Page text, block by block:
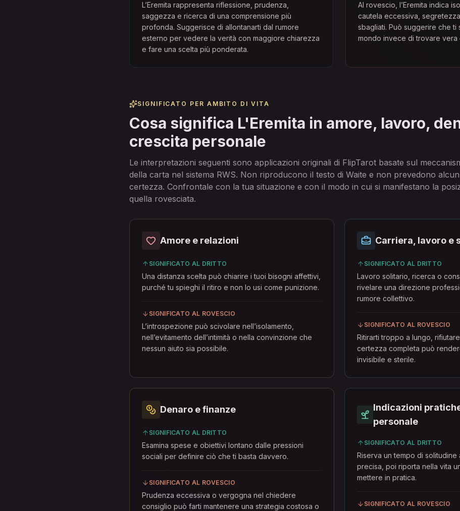
L’Eremita rappresenta riflessione, prudenza,
saggezza e ricerca di una comprensione più
profonda. Suggerisce di allontanarti dal rumore
esterno per vedere la verità con maggiore chiarezza
e fare una scelta più ponderata.
Al rovescio, l’Eremita indica
cautela eccessiva,
sbagliati. Può suggerire che ti
mondo invece di trovare vera
SIGNIFICATO PER AMBITO DI VITA
Cosa significa L'Eremita in amore, lavoro,
crescita personale
Le interpretazioni seguenti sono applicazioni originali di FlipTarot basate sul
della carta nel sistema RWS. Non riproducono il testo di Waite e non prevedono
certezza. Confrontale con la tua situazione e con il modo in cui si manifestano la
quella rovesciata.
Amore e relazioni
SIGNIFICATO AL DRITTO
Una distanza scelta può chiarire i tuoi bisogni affettivi,
purché tu spieghi il ritiro e non lo usi come punizione.
SIGNIFICATO AL ROVESCIO
L’introspezione può scivolare nell’isolamento,
nell’evitamento dell’intimità o nella convinzione che
nessun aiuto sia possibile.
Carriera, lavoro e
SIGNIFICATO AL DRITTO
Lavoro solitario, ricerca o
rivelare una direzione
rumore collettivo.
SIGNIFICATO AL ROVESCIO
Ritirarti troppo a lungo,
certezza completa può
invisibile e sterile.
Denaro e finanze
SIGNIFICATO AL DRITTO
Esamina spese e obiettivi lontano dalle pressioni
sociali per definire ciò che ti basta davvero.
SIGNIFICATO AL ROVESCIO
Prudenza eccessiva o vergogna nel chiedere
consiglio può farti mantenere una strategia costosa o
Indicazioni
personale
SIGNIFICATO AL DRITTO
Riserva un tempo di solitudine
precisa, poi riporta nella vita
mettere in pratica.
SIGNIFICATO AL ROVESCIO